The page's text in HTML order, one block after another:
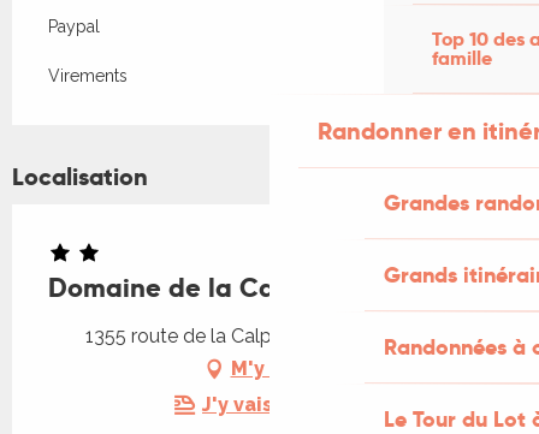
Top 10 des
famille
Randonner en
Grandes
Grands
Randonnées
Le Tour du Lot
Paypal
Virements
Localisation
Domaine de la Calprade : Zen
1355 route de la Calprade, 46310 Peyrilles
M'y rendre
J'y vais en train !